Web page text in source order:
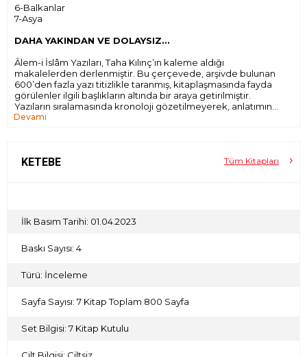
6-Balkanlar
7-Asya
DAHA YAKINDAN VE DOLAYSIZ…
Âlem-i İslâm Yazıları, Taha Kılınç’ın kaleme aldığı
makalelerden derlenmiştir. Bu çerçevede, arşivde bulunan
600’den fazla yazı titizlikle taranmış, kitaplaşmasında fayda
görülenler ilgili başlıkların altında bir araya getirilmiştir.
Yazıların sıralamasında kronoloji gözetilmeyerek, anlatımın
ahengine uygun bir bütünlük yakalanmaya çalışılmıştır.
yazarken, diğer yandan seyahatlerini de yoğun biçimde
olarak tarif etmektedir.
Âlem-i İslâm Yazıları’nın, Türkiye’de İslâm dünyasının daha
bir rehber olmasını dileriz.
Devamı
KETEBE Tüm Kitapları
İlk Basım Tarihi: 01.04.2023
Baskı Sayısı: 4
Türü: İnceleme
Sayfa Sayısı: 7 Kitap Toplam 800 Sayfa
Set Bilgisi: 7 Kitap Kutulu